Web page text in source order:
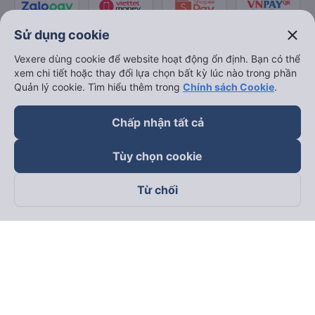
Sử dụng cookie close
Vexere dùng cookie để website hoạt động ổn định. Bạn có thể
xem chi tiết hoặc thay đổi lựa chọn bất kỳ lúc nào trong phần
Quản lý cookie. Tìm hiểu thêm trong Chính sách Cookie.
Chấp nhận tất cả
Tùy chọn cookie
Từ chối